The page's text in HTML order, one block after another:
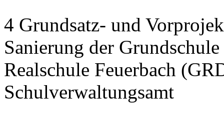
4 Grundsatz- und
Sanierung der
Realschule Feuerbach
Schulverwaltungsamt